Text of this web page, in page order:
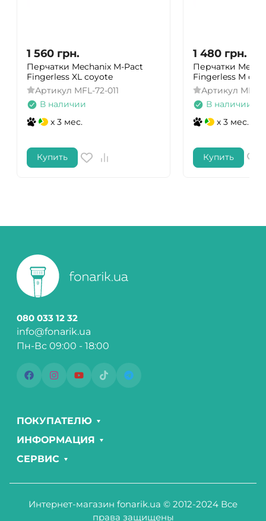
1 560 грн.
Перчатки Mechanix M-Pact
Fingerless XL coyote
Артикул MFL-72-011
В наличии
x 3 мес.
Купить
1 480 грн.
Перчатки
Fingerless M
Артикул MFL-
В наличии
x 3 мес.
Купить
080 033 12 32
info@fonarik.ua
Пн-Вс 09:00 - 18:00
ПОКУПАТЕЛЮ
ИНФОРМАЦИЯ
СЕРВИС
Интернет-магазин fonarik.ua © 2012-2024 Все
права защищены